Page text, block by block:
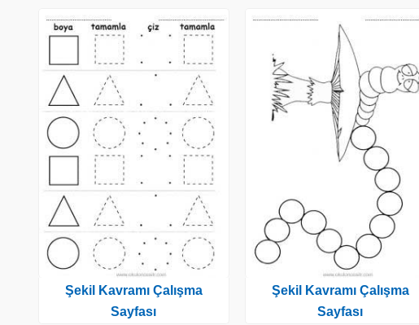
Şekil Kavramı Çalışma
Sayfası
Şekil Kavramı Çalışma
Sayfası